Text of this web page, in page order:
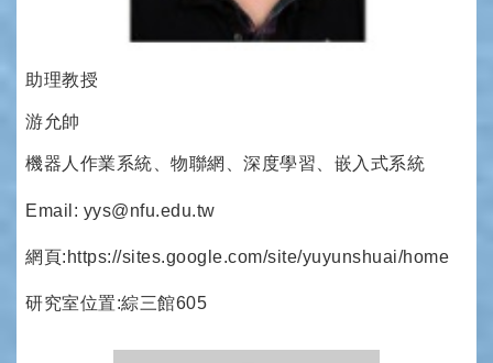
助理教授
游允帥
機器人作業系統、物聯網、深度學習、嵌入式系統
Email: yys@nfu.edu.tw
網頁:https://sites.google.com/site/yuyunshuai/home
研究室位置:綜三館605